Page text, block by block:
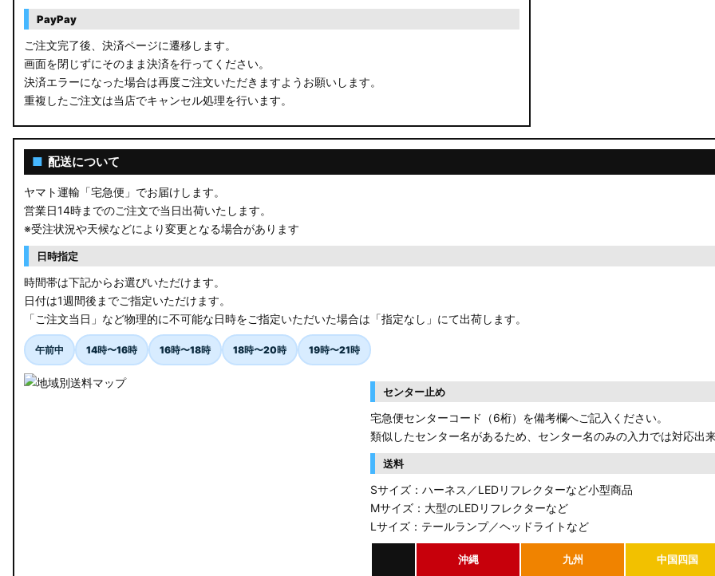
JH1/2 N-WGN
RT5/6 RW1/2 CR-V
RV5/6 RV3/4 ヴェゼル
RU3/4 ヴェゼル
RP6/7 ステップワゴン
RP1/2 RP3/4 ステップワゴン/スパーダ
RK5/6 ステップワゴンスパーダ
RC1/2 オデッセイ
GB5〜8 フリード
GR フィット
GP5/6 GK3〜6 フィット
PayPay
ご注文完了後、決済ページに遷移します。
画面を閉じずにそのまま決済を行ってください。
決済エラーになった場合は再度ご注文いただきますようお願いします。
重複したご注文は当店でキャンセル処理を行います。
■ 配送について
ヤマト運輸「宅急便」でお届けします。
営業日14時までのご注文で当日出荷いたします。
※受注状況や天候などにより変更となる場合があります
日時指定
時間帯は下記からお選びいただけます。
日付は1週間後までご指定いただけます。
「ご注文当日」など物理的に不可能な日時をご指定いただいた場合は「指定なし」にて出荷します。
午前中 14時〜16時 16時〜18時 18時〜20時 19時〜21時
センター止め
宅急便センターコード（6桁）を備考欄へご記入ください。
類似したセンター名があるため、センター名のみの入力では対応出
送料
Sサイズ：ハーネス／LEDリフレクターなど小型商品
Mサイズ：大型のLEDリフレクターなど
Lサイズ：テールランプ／ヘッドライトなど
沖縄 九州 中国四国